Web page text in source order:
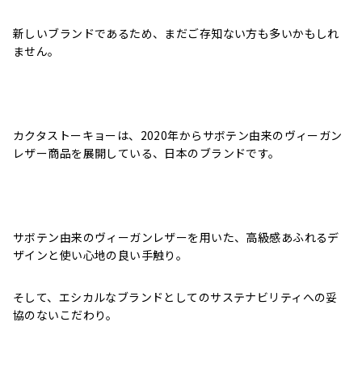
新しいブランドであるため、まだご存知ない方も多いかもしれ
ません。
カクタストーキョーは、2020年からサボテン由来のヴィーガン
レザー商品を展開している、日本のブランドです。
サボテン由来のヴィーガンレザーを用いた、高級感あふれるデ
ザインと使い心地の良い手触り。
そして、エシカルなブランドとしてのサステナビリティへの妥
協のないこだわり。